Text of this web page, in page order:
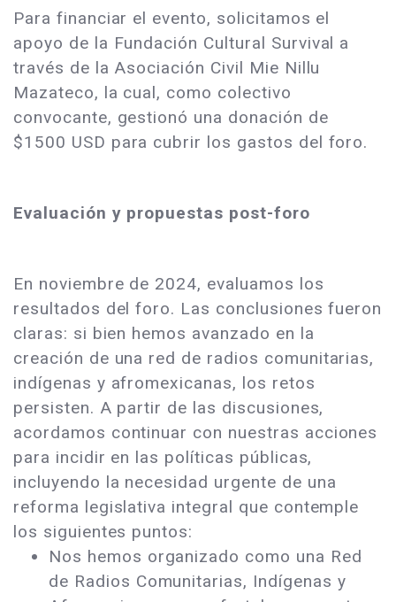
Para financiar el evento, solicitamos el
apoyo de la Fundación Cultural Survival a
través de la Asociación Civil Mie Nillu
Mazateco, la cual, como colectivo
convocante, gestionó una donación de
$1500 USD para cubrir los gastos del foro.
Evaluación y propuestas post-foro
En noviembre de 2024, evaluamos los
resultados del foro. Las conclusiones fueron
claras: si bien hemos avanzado en la
creación de una red de radios comunitarias,
indígenas y afromexicanas, los retos
persisten. A partir de las discusiones,
acordamos continuar con nuestras acciones
para incidir en las políticas públicas,
incluyendo la necesidad urgente de una
reforma legislativa integral que contemple
los siguientes puntos:
Nos hemos organizado como una Red
de Radios Comunitarias, Indígenas y